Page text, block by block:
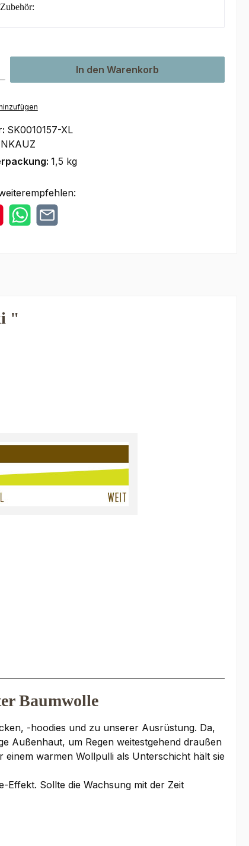
den gewünschten Wert ein oder benutze die Schaltflächen
In den Warenkorb
SK0010157-XL
1,5 kg
"
Baumwolle
-hoodies und zu unserer Ausrüstung. Da,
Außenhaut, um Regen weitestgehend draußen
warmen Wollpulli als Unterschicht hält sie
Sollte die Wachsung mit der Zeit